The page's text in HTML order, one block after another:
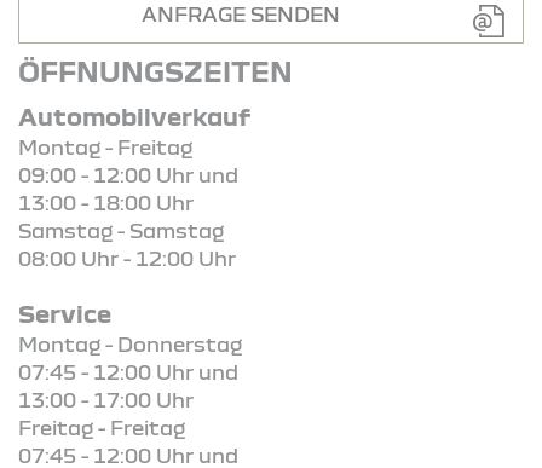
ANFRAGE SENDEN
ÖFFNUNGSZEITEN
Automobilverkauf
Montag - Freitag
09:00 - 12:00 Uhr und
13:00 - 18:00 Uhr
Samstag - Samstag
08:00 Uhr - 12:00 Uhr
Service
Montag - Donnerstag
07:45 - 12:00 Uhr und
13:00 - 17:00 Uhr
Freitag - Freitag
07:45 - 12:00 Uhr und